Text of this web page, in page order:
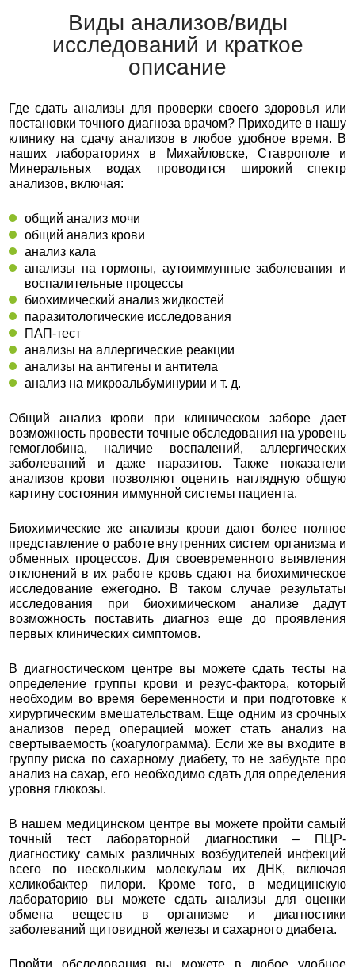
Виды анализов/виды
исследований и краткое
описание
Где сдать анализы для проверки своего здоровья или
постановки точного диагноза врачом? Приходите в нашу
клинику на сдачу анализов в любое удобное время. В
наших лабораториях в Михайловске, Ставрополе и
Минеральных водах проводится широкий спектр
анализов, включая:
общий анализ мочи
общий анализ крови
анализ кала
анализы на гормоны, аутоиммунные заболевания и
воспалительные процессы
биохимический анализ жидкостей
паразитологические исследования
ПАП-тест
анализы на аллергические реакции
анализы на антигены и антитела
анализ на микроальбуминурии и т. д.
Общий анализ крови при клиническом заборе дает
возможность провести точные обследования на уровень
гемоглобина, наличие воспалений, аллергических
заболеваний и даже паразитов. Также показатели
анализов крови позволяют оценить наглядную общую
картину состояния иммунной системы пациента.
Биохимические же анализы крови дают более полное
представление о работе внутренних систем организма и
обменных процессов. Для своевременного выявления
отклонений в их работе кровь сдают на биохимическое
исследование ежегодно. В таком случае результаты
исследования при биохимическом анализе дадут
возможность поставить диагноз еще до проявления
первых клинических симптомов.
В диагностическом центре вы можете сдать тесты на
определение группы крови и резус-фактора, который
необходим во время беременности и при подготовке к
хирургическим вмешательствам. Еще одним из срочных
анализов перед операцией может стать анализ на
свертываемость (коагулограмма). Если же вы входите в
группу риска по сахарному диабету, то не забудьте про
анализ на сахар, его необходимо сдать для определения
уровня глюкозы.
В нашем медицинском центре вы можете пройти самый
точный тест лабораторной диагностики – ПЦР-
диагностику самых различных возбудителей инфекций
всего по нескольким молекулам их ДНК, включая
хеликобактер пилори. Кроме того, в медицинскую
лабораторию вы можете сдать анализы для оценки
обмена веществ в организме и диагностики
заболеваний щитовидной железы и сахарного диабета.
Пройти обследования вы можете в любое удобное